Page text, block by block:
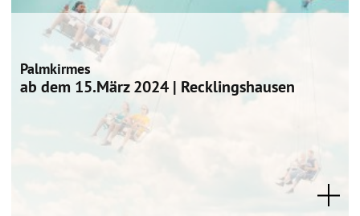
Palmkirmes
ab dem 15.März 2024 | Recklingshausen